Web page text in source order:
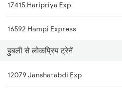
Hubli to Chikkajajur Trains
Hubli to Jolarpettai Trains
Hubli to Jodhpur Trains
Hubli to Koppal Trains
17415 Haripriya Exp
16592 Hampi Express
17225 Amaravathi Exp
57401 Tpty Ubl Pass
हुबली से लोकप्रिय ट्रेनें
12079 Janshatabdi Exp